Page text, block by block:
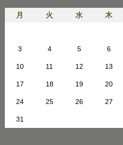
月 火 水 木
3 4 5 6
10 11 12 13
17 18 19 20
24 25 26 27
31